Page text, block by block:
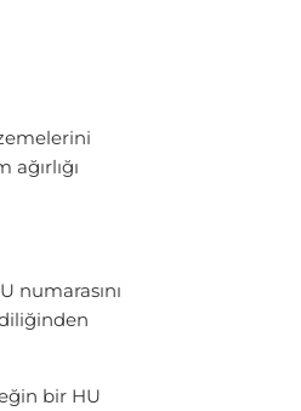
numarasını
bir HU